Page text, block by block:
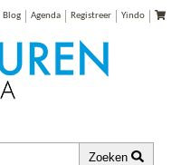
Blog Agenda Registreer Yindo
Zoeken